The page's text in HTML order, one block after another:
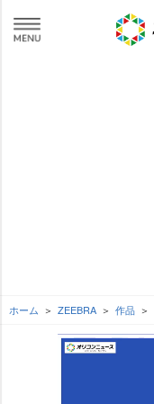
ホーム ZEEBRA 作品